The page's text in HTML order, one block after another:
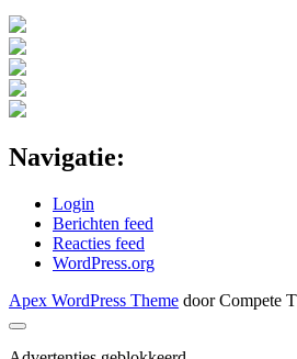
Navigatie:
Login
Berichten feed
Reacties feed
WordPress.org
Apex WordPress Theme door Compete
Scroll
naar